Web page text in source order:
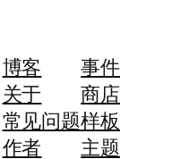
博客
关于
常见问题
作者
事件
商店
样板
主题